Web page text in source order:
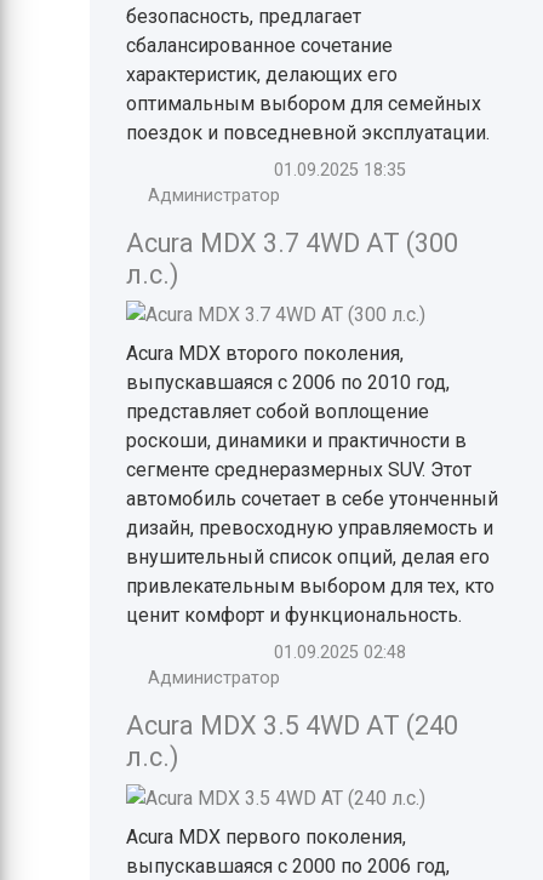
безопасность, предлагает
сбалансированное сочетание
характеристик, делающих его
оптимальным выбором для семейных
поездок и повседневной эксплуатации.
01.09.2025 18:35
Администратор
Acura MDX 3.7 4WD AT (300
л.с.)
Acura MDX второго поколения,
выпускавшаяся с 2006 по 2010 год,
представляет собой воплощение
роскоши, динамики и практичности в
сегменте среднеразмерных SUV. Этот
автомобиль сочетает в себе утонченный
дизайн, превосходную управляемость и
внушительный список опций, делая его
привлекательным выбором для тех, кто
ценит комфорт и функциональность.
01.09.2025 02:48
Администратор
Acura MDX 3.5 4WD AT (240
л.с.)
Acura MDX первого поколения,
выпускавшаяся с 2000 по 2006 год,